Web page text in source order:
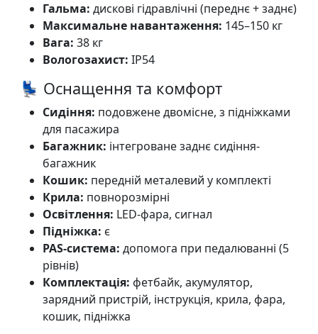
Гальма: дискові гідравлічні (переднє + заднє)
Максимальне навантаження: 145–150 кг
Вага: 38 кг
Вологозахист: IP54
💺 Оснащення та комфорт
Сидіння: подовжене двомісне, з підніжками
для пасажира
Багажник: інтегроване заднє сидіння-
багажник
Кошик: передній металевий у комплекті
Крила: повнорозмірні
Освітлення: LED-фара, сигнал
Підніжка: є
PAS-система: допомога при педалюванні (5
рівнів)
Комплектація: фетбайк, акумулятор,
зарядний пристрій, інструкція, крила, фара,
кошик, підніжка